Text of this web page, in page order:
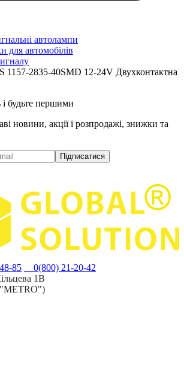
автолампи
для автомобілів
1157-2835-40SMD 12-24V Двухконтактна
будьте першими
новини, акції і розпродажі, знижки та
Підписатися
85
0(800) 21-20-42
1В